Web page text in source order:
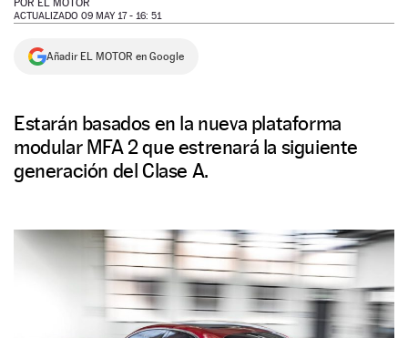
NEWSLETTER
POR EL MOTOR
ACTUALIZADO 09 MAY 17 - 16: 51
Añadir EL MOTOR en Google
Estarán basados en la nueva plataforma
modular MFA 2 que estrenará la siguiente
generación del Clase A.